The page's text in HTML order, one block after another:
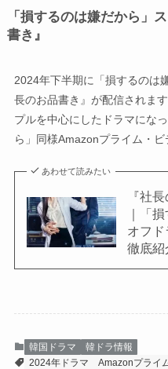
「損するのは嫌だから」
書き』
2024年下半期に「損するのは
長のお品書き』が配信されま
プルを中心にしたドラマにな
ら」同様Amazonプライム・ビ
あわせて読みたい
『社
｜「
オフ
徹底紹
韓国ドラマ
韓ドラ情報
2024年ドラマ
Amazonプライ